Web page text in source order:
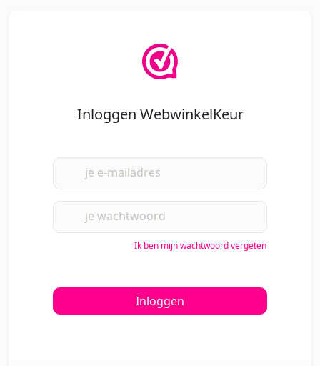
Inloggen WebwinkelKeur
je e-mailadres
je wachtwoord
Ik ben mijn wachtwoord vergeten
Inloggen